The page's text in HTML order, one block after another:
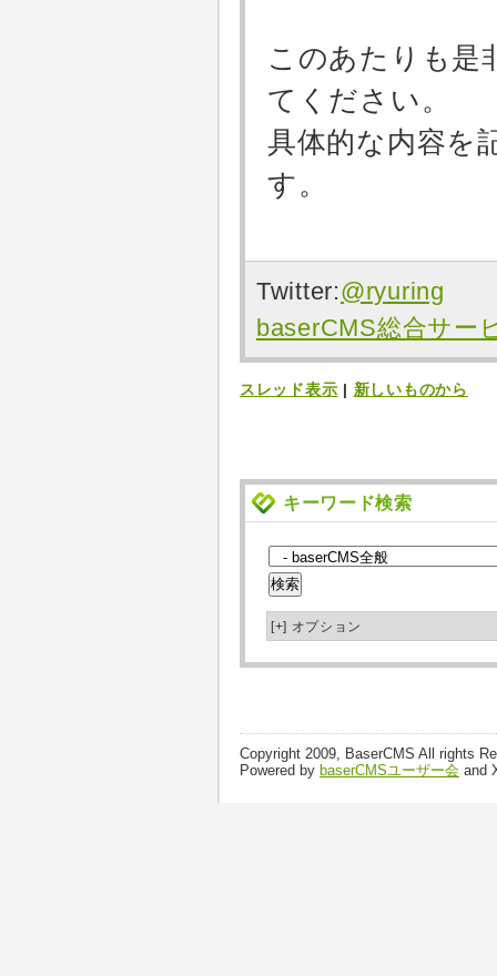
このあたりも是
てください。
具体的な内容を
す。
Twitter:@ryuring
baserCMS総合サー
スレッド表示 | 新しいものから
キーワード検索
[+] オプション
Copyright 2009, BaserCMS All rights
Powered by baserCMSユーザー会 and